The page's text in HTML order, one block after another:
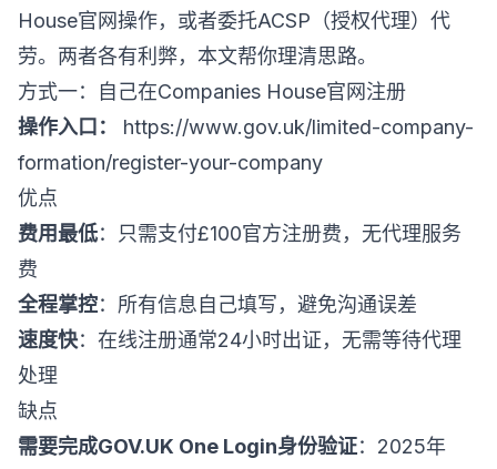
House官网操作，或者委托ACSP（授权代理）代
劳。两者各有利弊，本文帮你理清思路。
方式一：自己在Companies House官网注册
操作入口：
https://www.gov.uk/limited-company-
formation/register-your-company
优点
费用最低：只需支付£100官方注册费，无代理服务
费
全程掌控：所有信息自己填写，避免沟通误差
速度快：在线注册通常24小时出证，无需等待代理
处理
缺点
需要完成GOV.UK One Login身份验证：2025年